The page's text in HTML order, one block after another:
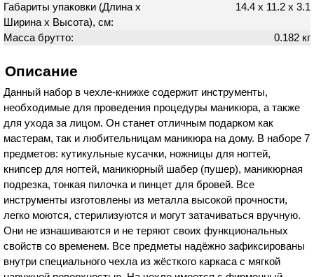
Габариты упаковки (Длина х
Ширина х Высота), см:
14.4 х 11.2 х 3.1
Масса брутто: 0.182 кг
Описание
Данный набор в чехле-книжке содержит инструменты,
необходимые для проведения процедуры маникюра, а также
для ухода за лицом. Он станет отличным подарком как
мастерам, так и любительницам маникюра на дому. В наборе 7
предметов: кутикульные кусачки, ножницы для ногтей,
книпсер для ногтей, маникюрный шабер (пушер), маникюрная
подрезка, тонкая пилочка и пинцет для бровей. Все
инструменты изготовлены из металла высокой прочности,
легко моются, стерилизуются и могут затачиваться вручную.
Они не изнашиваются и не теряют своих функциональных
свойств со временем. Все предметы надёжно зафиксированы
внутри специального чехла из жёсткого каркаса с мягкой